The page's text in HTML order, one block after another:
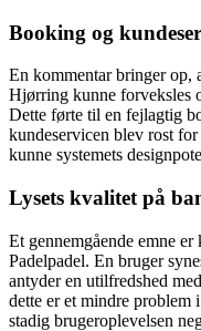
Booking og
En kommentar bringer op,
Hjørring kunne forveksles
Dette førte til en fejlagtig
kundeservicen blev rost
kunne systemets
Lysets kvalitet på
Et gennemgående emne
Padelpadel. En bruger
antyder en utilfredshed
dette er et mindre problem
stadig brugeroplevelsen